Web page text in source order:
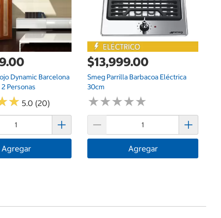
Dynamic Barcelona
2 Personas
★
★ 5.0 (20)
Agregar
$13,999.00
Smeg Parrilla Barbacoa Eléctrica
30cm
★★★★★
★★★★★
Agregar